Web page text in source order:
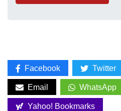
Facebook Twitter
Email WhatsApp
Yahoo! Bookmarks